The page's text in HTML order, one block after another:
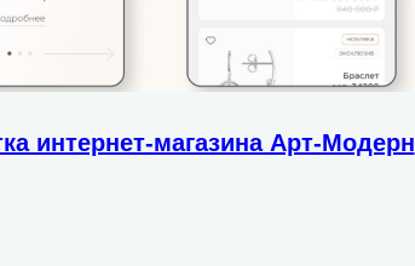
интернет-магазина Арт-Модерн